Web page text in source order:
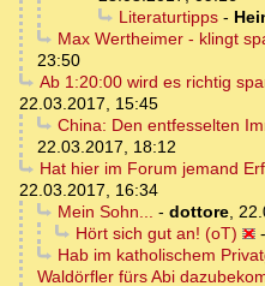
Literaturtipps-
Max Wertheimer - klingt
23:50
Ab 1:20:00 wird es richtig
22.03.2017, 15:45
China: Den entfesselten
22.03.2017, 18:12
Hat hier im Forum jemand
22.03.2017, 16:34
Mein Sohn... - dottore,
Hört sich gut an! (oT)
-
Hab im katholischem
Waldörfler fürs Abi